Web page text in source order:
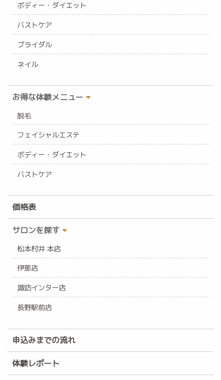
ボディー・ダイエット
バストケア
ブライダル
ネイル
お得な体験メニュー
脱毛
フェイシャルエステ
ボディー・ダイエット
バストケア
価格表
サロンを探す
松本村井 本店
伊那店
諏訪インター店
長野駅前店
申込みまでの流れ
体験レポート